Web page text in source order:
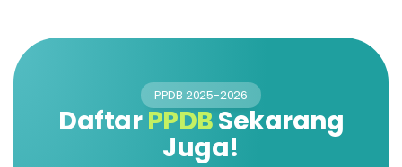
PPDB 2025-2026
DaftarPPDBSekarang
Juga!